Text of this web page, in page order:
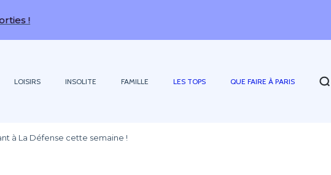
LOISIRS INSOLITE FAMILLE LES TOPS QUE FAIRE À PARIS
à La Défense cette semaine !